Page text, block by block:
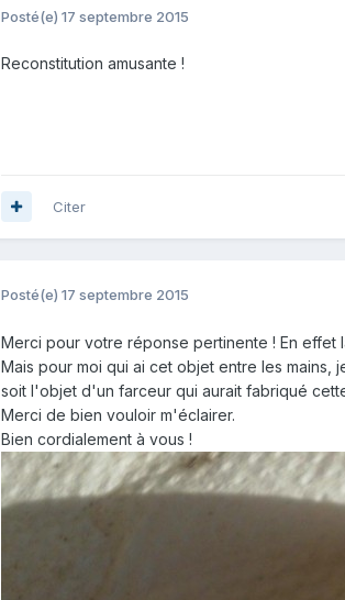
Posté(e) 17 septembre 2015
Reconstitution amusante !
Citer
Posté(e) 17 septembre 2015
Merci pour votre réponse pertinente ! En effet
Mais pour moi qui ai cet objet entre les
soit l'objet d'un farceur qui aurait fabriqué
Merci de bien vouloir m'éclairer.
Bien cordialement à vous !